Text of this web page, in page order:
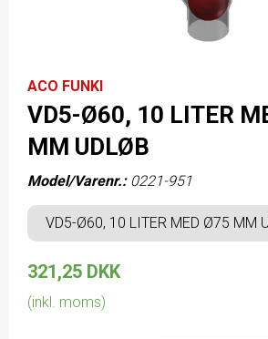
ACO FUNKI
VD5-Ø60, 10 LITER
MM UDLØB
Model/Varenr.: 0221-951
VD5-Ø60, 10 LITER MED Ø75 MM
321,25 DKK
(inkl. moms)